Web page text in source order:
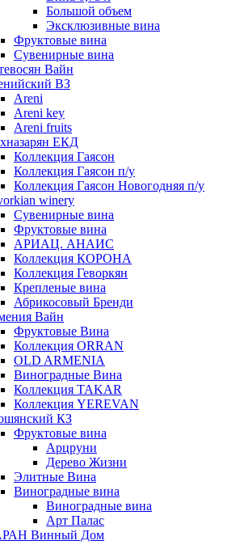
Большой объем
Эксклюзивные вина
Фруктовые вина
Cувенирные вина
Вайн
ВЗ
Areni
Areni key
Areni fruits
ЕКД
Коллекция Гаясон
Коллекция Гаясон п/у
Коллекция Гаясон Новогодняя п/у
winery
Сувенирные вина
Фруктовые вина
АРИАЦ. АНАИС
Коллекция КОРОНА
Коллекция Геворкян
Крепленые вина
Абрикосовый Бренди
Вайн
Фруктовые Вина
Коллекция ORRAN
OLD ARMENIA
Виноградные Вина
Коллекция TAKAR
Коллекция YEREVAN
КЗ
Фруктовые вина
Арцруни
Дерево Жизни
Элитные Вина
Виноградные вина
Виноградные вина
Арт Палас
Винный Дом